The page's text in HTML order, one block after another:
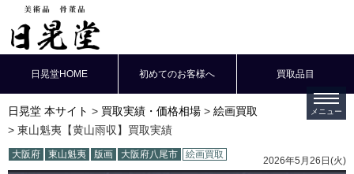
日晃堂HOME 初めてのお客様へ 買取品目
日晃堂 本サイト 買取実績・価格相場
絵画買取
東山魁夷【黄山雨収】買取実績
大阪府 東山魁夷 版画 大阪府八尾市 絵画買取
2026年5月26日(火)